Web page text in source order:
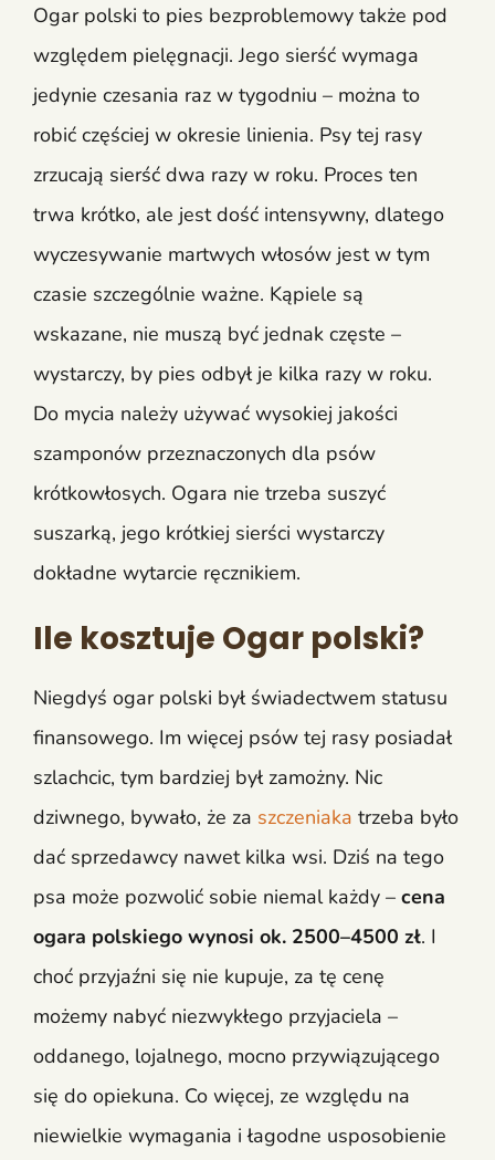
Ogar polski to pies bezproblemowy także pod
względem pielęgnacji. Jego sierść wymaga
jedynie czesania raz w tygodniu – można to
robić częściej w okresie linienia. Psy tej rasy
zrzucają sierść dwa razy w roku. Proces ten
trwa krótko, ale jest dość intensywny, dlatego
wyczesywanie martwych włosów jest w tym
czasie szczególnie ważne. Kąpiele są
wskazane, nie muszą być jednak częste –
wystarczy, by pies odbył je kilka razy w roku.
Do mycia należy używać wysokiej jakości
szamponów przeznaczonych dla psów
krótkowłosych. Ogara nie trzeba suszyć
suszarką, jego krótkiej sierści wystarczy
dokładne wytarcie ręcznikiem.
Ile kosztuje Ogar polski?
Niegdyś ogar polski był świadectwem statusu
finansowego. Im więcej psów tej rasy posiadał
szlachcic, tym bardziej był zamożny. Nic
dziwnego, bywało, że za szczeniaka trzeba było
dać sprzedawcy nawet kilka wsi. Dziś na tego
psa może pozwolić sobie niemal każdy – cena
ogara polskiego wynosi ok. 2500–4500 zł. I
choć przyjaźni się nie kupuje, za tę cenę
możemy nabyć niezwykłego przyjaciela –
oddanego, lojalnego, mocno przywiązującego
się do opiekuna. Co więcej, ze względu na
niewielkie wymagania i łagodne usposobienie